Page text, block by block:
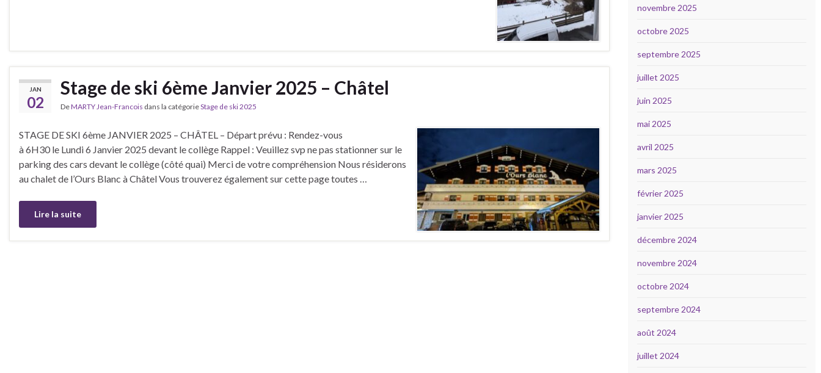
JAN
02
Stage de ski 6ème Janvier 2025 – Châtel
DeMARTY Jean-Francois dans la catégorieStage de ski 2025
STAGE DE SKI 6ème JANVIER 2025 – CHÂTEL – Départ prévu : Rendez-vous
à 6H30 le Lundi 6 Janvier 2025 devant le collège Rappel : Veuillez svp ne pas stationner sur le
parking des cars devant le collège (côté quai) Merci de votre compréhension Nous résiderons
au chalet de l’Ours Blanc à Châtel Vous trouverez également sur cette page toutes …
Lire la suite
novembre 2025
octobre 2025
septembre 2025
juillet 2025
juin 2025
mai 2025
avril 2025
mars 2025
février 2025
janvier 2025
décembre 2024
novembre 2024
octobre 2024
septembre 2024
août 2024
juillet 2024